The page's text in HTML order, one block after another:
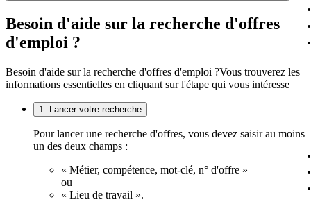
Besoin d'aide sur la recherche d'offres
d'emploi ?
Besoin d'aide sur la recherche d'offres d'emploi ?Vous trouverez les
informations essentielles en cliquant sur l'étape qui vous intéresse
1. Lancer votre recherche
Pour lancer une recherche d'offres, vous devez saisir au moins
un des deux champs :
« Métier, compétence, mot-clé, n° d'offre »
ou
« Lieu de travail ».